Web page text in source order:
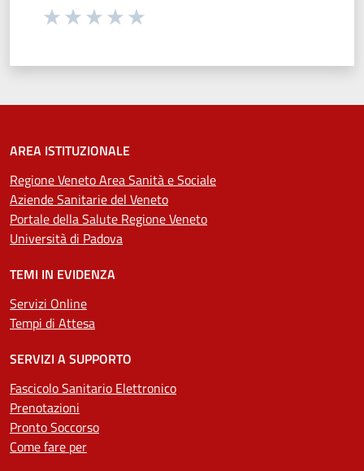
Seleziona una valutazione da 1 a 5 stelle
AREA ISTITUZIONALE
Regione Veneto Area Sanità e Sociale
Aziende Sanitarie del Veneto
Portale della Salute Regione Veneto
Università di Padova
TEMI IN EVIDENZA
Servizi Online
Tempi di Attesa
SERVIZI A SUPPORTO
Fascicolo Sanitario Elettronico
Prenotazioni
Pronto Soccorso
Come fare per